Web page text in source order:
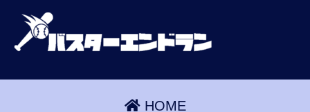
HOME